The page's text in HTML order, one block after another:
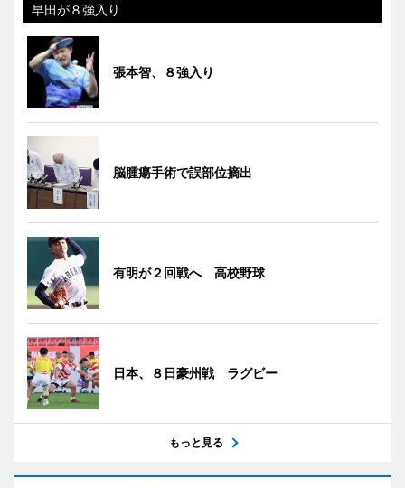
早田が８強入り
張本智、８強入り
脳腫瘍手術で誤部位摘出
有明が２回戦へ 高校野球
日本、８日豪州戦 ラグビー
もっと見る